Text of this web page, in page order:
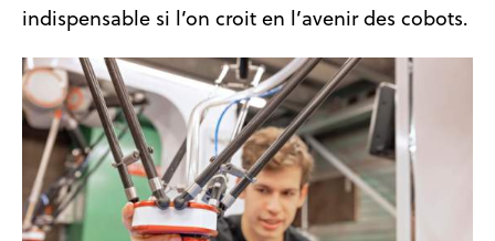
indispensable si l’on croit en l’avenir des cobots.